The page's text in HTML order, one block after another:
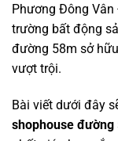
Phương Đông
trường bất động
đường 58m sở
vượt trội.
Bài viết dưới đây
shophouse